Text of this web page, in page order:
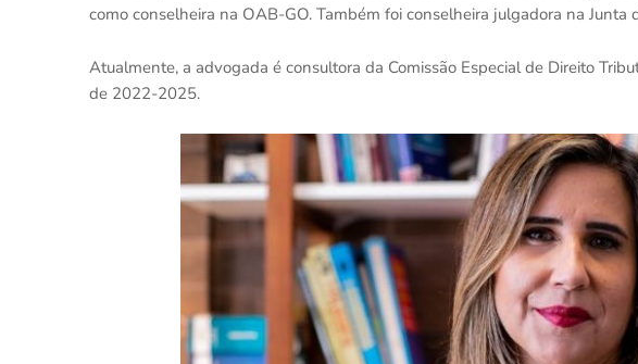
como conselheira na OAB-GO. Também foi conselheira julgadora na Junta
Atualmente, a advogada é consultora da Comissão Especial de Direito
de 2022-2025.